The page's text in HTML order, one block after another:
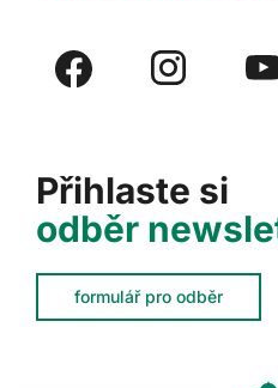
Přihlaste si
odběr
formulář pro odběr